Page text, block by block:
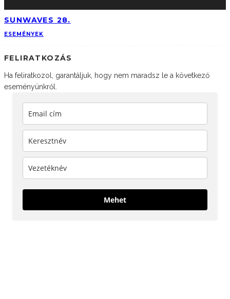
SUNWAVES 28.
ESEMÉNYEK
FELIRATKOZÁS
Ha feliratkozol, garantáljuk, hogy nem maradsz le a következő
eseményünkről.
Mehet